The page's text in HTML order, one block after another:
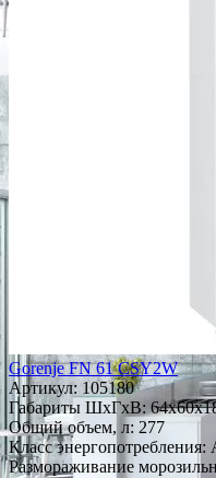
Gorenje FN 61 CSY2W
Артикул: 105180
Габариты ШxГxВ:
Общий объем, л: 277
Класс энергопотребления:
Размораживание